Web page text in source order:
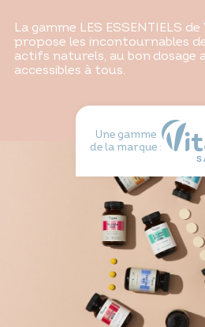
La gamme LES ESSENTIELS de
propose les incontournables
actifs naturels, au bon dosage
accessibles à tous.
Une gamme
de la marque :